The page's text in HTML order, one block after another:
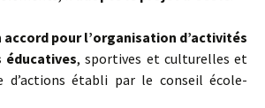
accord pour l’organisation d’activités
éducatives, sportives et culturelles et
d’actions établi par le conseil école-